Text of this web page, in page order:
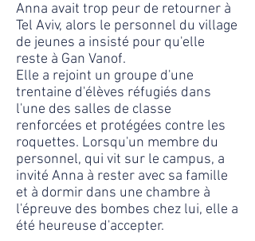
Anna avait trop peur de retourner à
Tel Aviv, alors le personnel du village
de jeunes a insisté pour qu'elle
reste à Gan Vanof.
Elle a rejoint un groupe d'une
trentaine d'élèves réfugiés dans
l'une des salles de classe
renforcées et protégées contre les
roquettes. Lorsqu'un membre du
personnel, qui vit sur le campus, a
invité Anna à rester avec sa famille
et à dormir dans une chambre à
l'épreuve des bombes chez lui, elle a
été heureuse d'accepter.